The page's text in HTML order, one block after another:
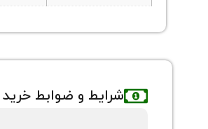
شرایط و ضوابط